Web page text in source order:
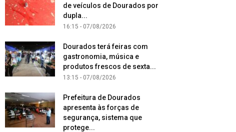
de veículos de Dourados por
dupla...
16:15 - 07/08/2026
Dourados terá feiras com
gastronomia, música e
produtos frescos de sexta...
13:15 - 07/08/2026
Prefeitura de Dourados
apresenta às forças de
segurança, sistema que
protege...